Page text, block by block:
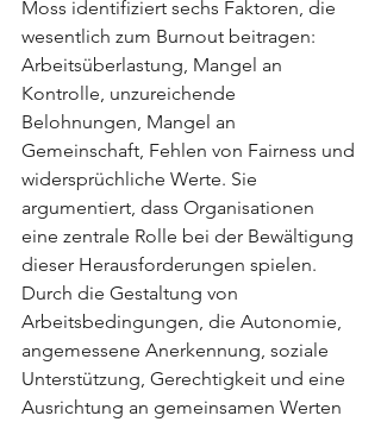
Moss identifiziert sechs Faktoren, die
wesentlich zum Burnout beitragen:
Arbeitsüberlastung, Mangel an
Kontrolle, unzureichende
Belohnungen, Mangel an
Gemeinschaft, Fehlen von Fairness und
widersprüchliche Werte. Sie
argumentiert, dass Organisationen
eine zentrale Rolle bei der Bewältigung
dieser Herausforderungen spielen.
Durch die Gestaltung von
Arbeitsbedingungen, die Autonomie,
angemessene Anerkennung, soziale
Unterstützung, Gerechtigkeit und eine
Ausrichtung an gemeinsamen Werten